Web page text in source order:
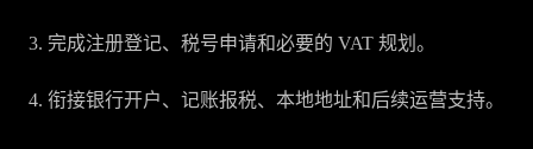
3. 完成注册登记、税号申请和必要的 VAT 规划。
4. 衔接银行开户、记账报税、本地地址和后续运营支持。